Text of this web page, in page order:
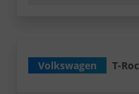
Volkswagen T-Roc